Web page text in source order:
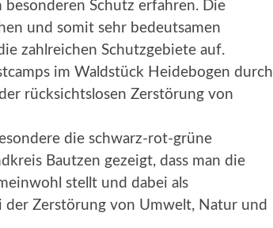
besonderen Schutz erfahren. Die
und somit sehr bedeutsamen
zahlreichen Schutzgebiete auf.
im Waldstück Heidebogen durch
rücksichtslosen Zerstörung von
die schwarz-rot-grüne
Bautzen gezeigt, dass man die
stellt und dabei als
Zerstörung von Umwelt, Natur und